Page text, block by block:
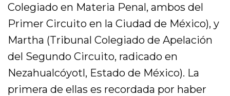
Colegiado en Materia Penal, ambos del
Primer Circuito en la Ciudad de México), y
Martha (Tribunal Colegiado de Apelación
del Segundo Circuito, radicado en
Nezahualcóyotl, Estado de México). La
primera de ellas es recordada por haber